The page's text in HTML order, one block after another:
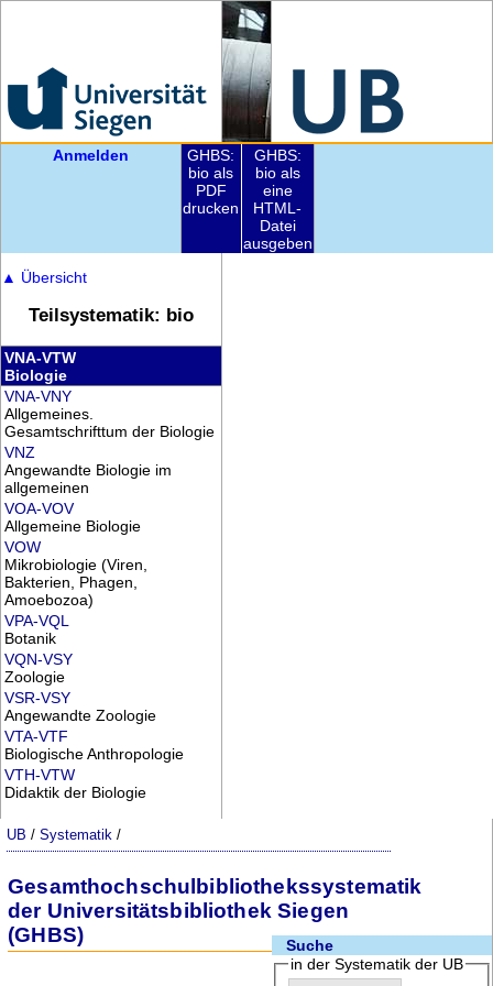
Anmelden
GHBS:
bio als
PDF
drucken
GHBS:
bio als
eine
HTML-
Datei
ausgeben
▲ Übersicht
Teilsystematik: bio
VNA-VTW
Biologie
VNA-VNY
Allgemeines.
Gesamtschrifttum der Biologie
VNZ
Angewandte Biologie im
allgemeinen
VOA-VOV
Allgemeine Biologie
VOW
Mikrobiologie (Viren,
Bakterien, Phagen,
Amoebozoa)
VPA-VQL
Botanik
VQN-VSY
Zoologie
VSR-VSY
Angewandte Zoologie
VTA-VTF
Biologische Anthropologie
VTH-VTW
Didaktik der Biologie
UB /Systematik /
Gesamthochschulbibliothekssystematik
der Universitätsbibliothek Siegen
(GHBS)
Suche
in der Systematik der UB